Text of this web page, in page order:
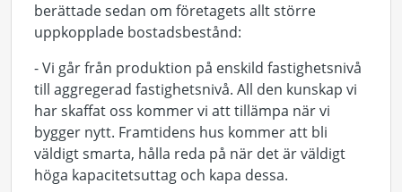
berättade sedan om företagets allt större
uppkopplade bostadsbestånd:
- Vi går från produktion på enskild fastighetsnivå
till aggregerad fastighetsnivå. All den kunskap vi
har skaffat oss kommer vi att tillämpa när vi
bygger nytt. Framtidens hus kommer att bli
väldigt smarta, hålla reda på när det är väldigt
höga kapacitetsuttag och kapa dessa.